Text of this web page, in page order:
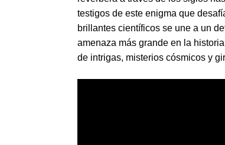
testigos de este enigma que
brillantes científicos se une a un
amenaza más grande en la
de intrigas, misterios cósmicos y